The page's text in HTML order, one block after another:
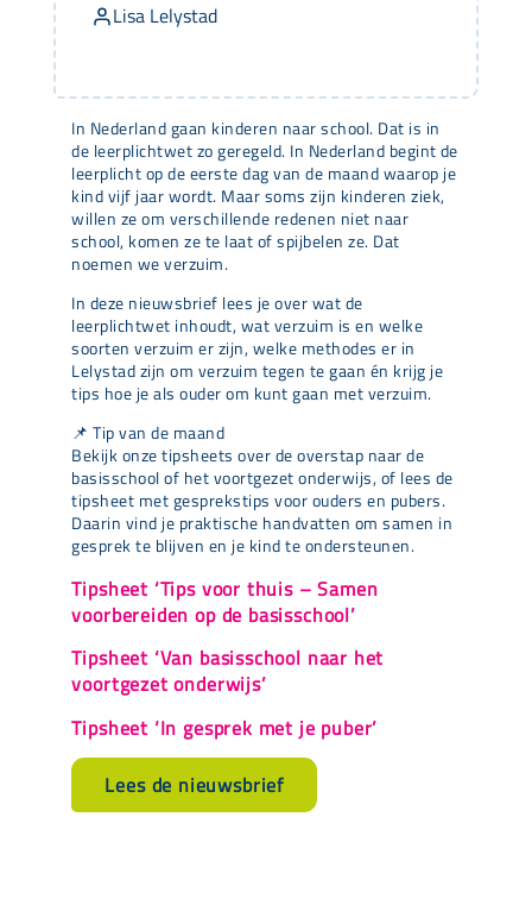
In Nederland gaan kinderen naar school. Dat is in
de leerplichtwet zo geregeld. In Nederland begint de
leerplicht op de eerste dag van de maand waarop je
kind vijf jaar wordt. Maar soms zijn kinderen ziek,
willen ze om verschillende redenen niet naar
school, komen ze te laat of spijbelen ze. Dat
noemen we verzuim.
In deze nieuwsbrief lees je over wat de
leerplichtwet inhoudt, wat verzuim is en welke
soorten verzuim er zijn, welke methodes er in
Lelystad zijn om verzuim tegen te gaan én krijg je
tips hoe je als ouder om kunt gaan met verzuim.
📌 Tip van de maand
Bekijk onze tipsheets over de overstap naar de
basisschool of het voortgezet onderwijs, of lees de
tipsheet met gesprekstips voor ouders en pubers.
Daarin vind je praktische handvatten om samen in
gesprek te blijven en je kind te ondersteunen.
Tipsheet ‘Tips voor thuis – Samen
voorbereiden op de basisschool’
Tipsheet ‘Van basisschool naar het
voortgezet onderwijs’
Tipsheet ‘In gesprek met je puber’
Lees de nieuwsbrief
Lisa Lelystad